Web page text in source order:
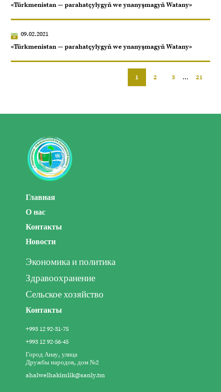
«Türkmenistan — parahatçylygyň we ynanyşmagyň Watany»
09.02.2021
«Türkmenistan — parahatçylygyň we ynanyşmagyň Watany»
1 2 3 ... 21
Главная
О нас
Контакты
Новости
Экономика и политика
Здравоохранение
Сельское хозяйство
Контакты
+993 12 92-31-75
+993 12 92-56-45
Город Анау, улица
Дружбы народов, дом №2
ahalwelhakimlik@sanly.tm